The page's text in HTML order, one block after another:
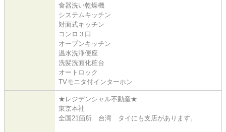
食器洗い乾燥機
システムキッチン
対面式キッチン
コンロ３口
オープンキッチン
温水洗浄便座
洗髪洗面化粧台
オートロック
TVモニタ付インターホン
★レジデンシャル不動産★
東京本社
全国21箇所 台湾 タイにも支店があります。